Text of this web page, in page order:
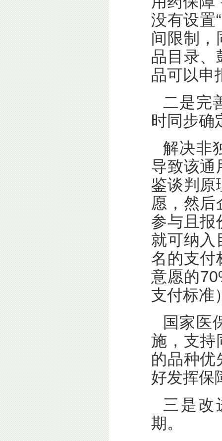
没有设置
间限制，
品目录、
品可以申
二是完
时同步确
解决非
导致该通
鉴谈判原
愿，然后
参与且报
就可纳入
名的支付
意愿的
支付标准
国家医
施，支持
的品种优
好发挥保
三是改
期。